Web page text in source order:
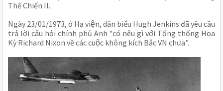
Thế Chiến II.
Ngày 23/01/1973, ở Hạ viện, dân biểu Hugh Jenkins đã yêu cầu
trả lời câu hỏi chính phủ Anh "có nêu gì với Tổng thống Hoa
Kỳ Richard Nixon về các cuộc không kích Bắc VN chưa".